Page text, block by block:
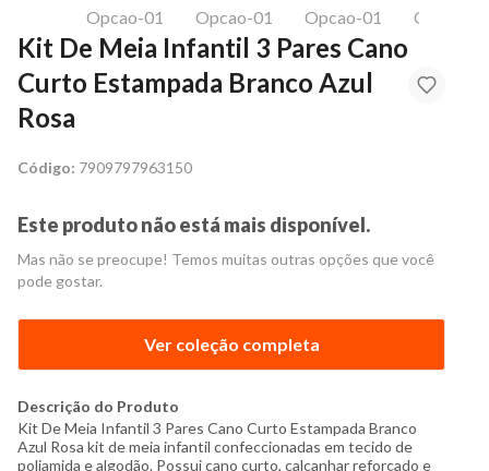
Kit De Meia Infantil 3 Pares Cano
Curto Estampada Branco Azul
Rosa
Código: 7909797963150
Este produto não está mais disponível.
Mas não se preocupe! Temos muitas outras opções que você
pode gostar.
Ver coleção completa
Descrição do Produto
Kit De Meia Infantil 3 Pares Cano Curto Estampada Branco
Azul Rosa kit de meia infantil confeccionadas em tecido de
poliamida e algodão. Possui cano curto, calcanhar reforçado e